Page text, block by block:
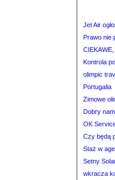
Jet Air
Prawo nie
Kontrola
olimpic
Portugalia
Zimowe
Dobry
OK
Czy będą
Staż w
Setny
wkracza